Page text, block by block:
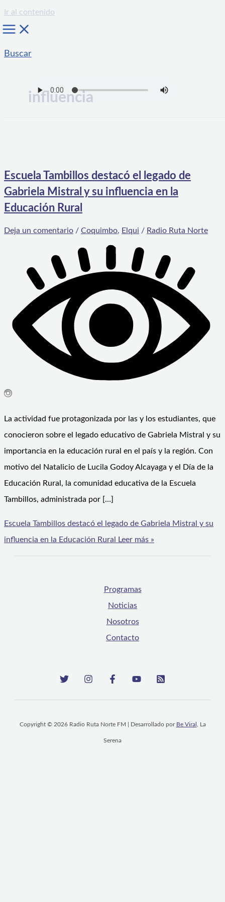
Ir al contenido
Buscar
influencia
Escuela Tambillos destacó el legado de
Gabriela Mistral y su influencia en la
Educación Rural
Deja un comentario / Coquimbo, Elqui / Radio Ruta Norte
La actividad fue protagonizada por las y los estudiantes, que
conocieron sobre el legado educativo de Gabriela Mistral y su
importancia en la educación rural en el país y la región. Con
motivo del Natalicio de Lucila Godoy Alcayaga y el Día de la
Educación Rural, la comunidad educativa de la Escuela
Tambillos, administrada por […]
Escuela Tambillos destacó el legado de Gabriela Mistral y su
influencia en la Educación Rural
Leer más »
Programas
Noticias
Nosotros
Contacto
Copyright © 2026 Radio Ruta Norte FM | Desarrollado por Be Viral , La
Serena